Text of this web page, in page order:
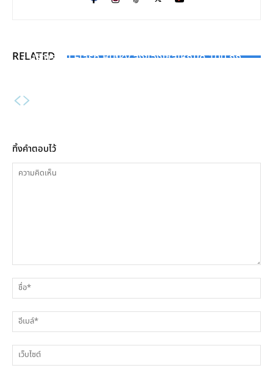
RELATED
บริการใหม่ Flash Bulky ส่งของไซส์ใหญ่ได้ 100 กก.
โครงการ Solar cells ที่ SAKAKA CITY ประเทศ SAUDI
ทิ้งคำตอบไว้
คิด
เห็น